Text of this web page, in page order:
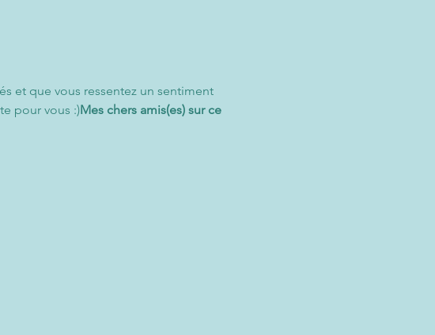
et que vous ressentez un sentiment
pour vous :)Mes chers amis(es) sur ce